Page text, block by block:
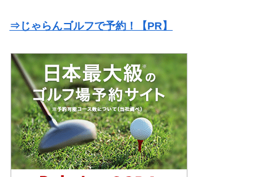
⇒じゃらんゴルフで予約！【PR】